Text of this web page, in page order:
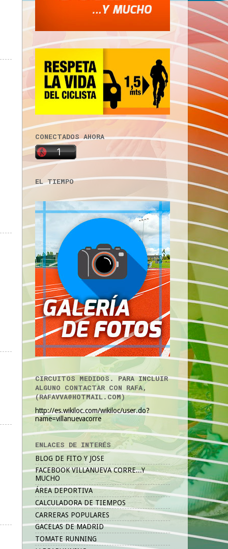
CONECTADOS AHORA
EL TIEMPO
CIRCUITOS MEDIDOS. PARA INCLUIR
ALGUNO CONTACTAR CON RAFA,
(RAFAVVA@HOTMAIL.COM)
http://es.wikiloc.com/wikiloc/user.do?
name=villanuevacorre
ENLACES DE INTERÉS
BLOG DE FITO Y JOSE
FACEBOOK VILLANUEVA CORRE...Y
MUCHO
ÁREA DEPORTIVA
CALCULADORA DE TIEMPOS
CARRERAS POPULARES
GACELAS DE MADRID
TOMATE RUNNING